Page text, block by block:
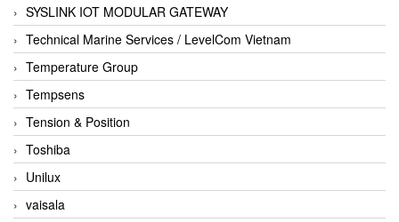
SYSLINK IOT MODULAR GATEWAY
Technical Marine Services / LevelCom Vietnam
Temperature Group
Tempsens
Tension & Position
Toshiba
Unilux
vaisala